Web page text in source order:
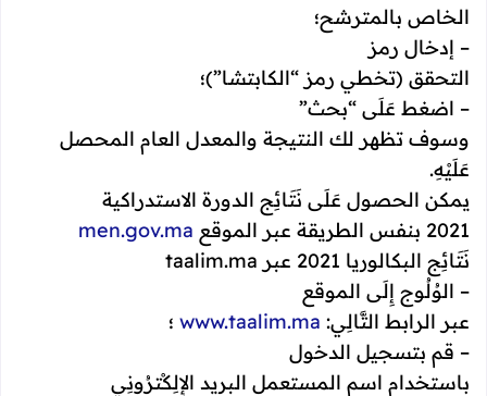
الخاص بالمترشح؛
– إدخال رمز
التحقق (تخطي رمز “الكابتشا”)؛
– اضغط عَلَى “بحث”
وسوف تظهر لك النتيجة والمعدل العام المحصل
عَلَيْهِ.
يمكن الحصول عَلَى نَتَائِج الدورة الاستدراكية
2021 بنفس الطريقة عبر الموقع
men.gov.ma
نَتَائِج البكالوريا 2021 عبر taalim.ma
– الوُلُوج إِلَى الموقع
عبر الرابط التَّالِي: www.taalim.ma ؛
– قم بتسجيل الدخول
باستخدام اسم المستعمل البريد الإِِلِكْترُونِي